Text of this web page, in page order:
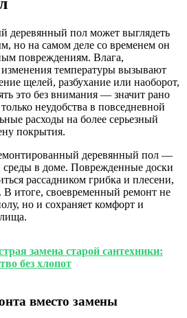
деревянный пол может выглядеть
но на самом деле со временем он
повреждениям. Влага,
температуры вызывают
щелей, разбухание или наоборот,
это без внимания — значит рано
неудобства в повседневной
расходы на более серьезный
покрытия.
деревянный пол —
среды в доме. Поврежденные доски
рассадником грибка и плесени,
В итоге, своевременный ремонт не
но и сохраняет комфорт и
замена старой сантехники:
без хлопот
вместо замены